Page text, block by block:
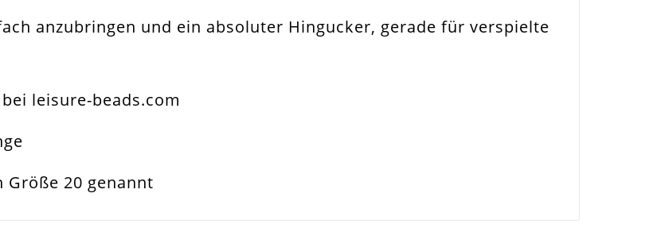
anzubringen und ein absoluter Hingucker, gerade für verspielte
leisure-beads.com
Größe 20 genannt